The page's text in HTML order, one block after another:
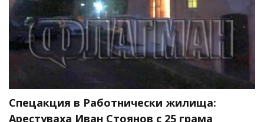
Спецакция в Работнически жилища:
Арестуваха Иван Стоянов с 25 грама